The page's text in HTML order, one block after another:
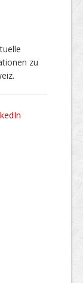
zu